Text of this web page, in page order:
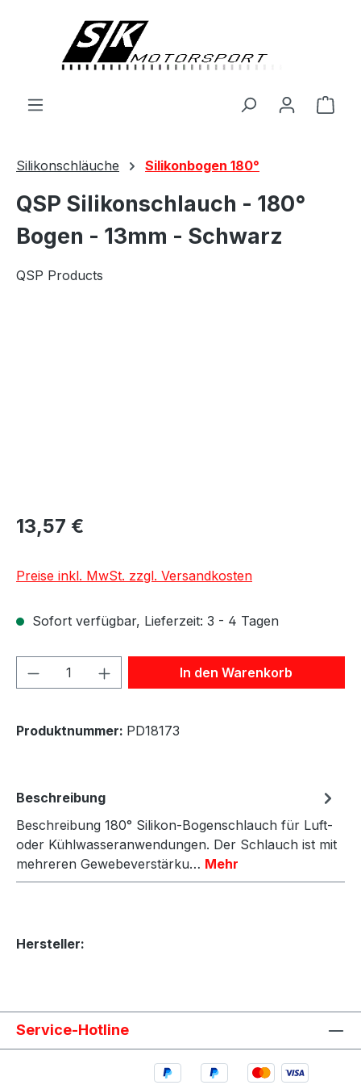
Silikonschläuche Silikonbogen 180°
QSP Silikonschlauch - 180°
Bogen - 13mm - Schwarz
QSP Products
13,57 €
Preise inkl. MwSt. zzgl. Versandkosten
Sofort verfügbar, Lieferzeit: 3 - 4 Tagen
Produkt Anzahl: Gib denIn den Warenkorb
Produktnummer: PD18173
Beschreibung
Beschreibung 180° Silikon-Bogenschlauch für Luft-
oder Kühlwasseranwendungen. Der Schlauch ist mit
mehreren Gewebeverstärku… Mehr
Hersteller:
Service-Hotline